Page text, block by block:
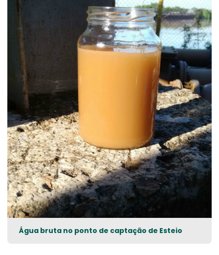
Água bruta no ponto de captação de Esteio